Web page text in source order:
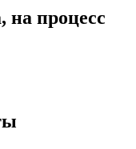
на процесс